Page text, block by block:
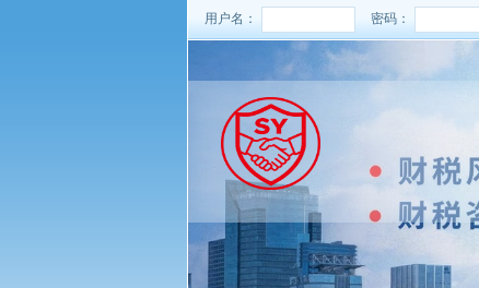
用户名： 密码：